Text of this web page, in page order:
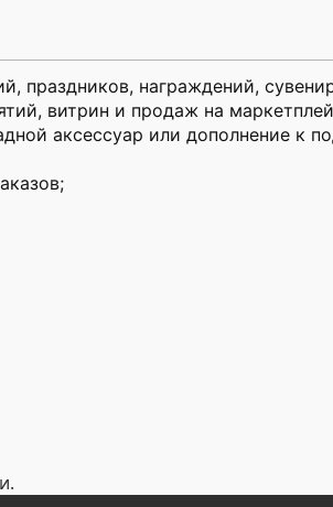
праздников, награждений,
витрин и продаж на
аксессуар или дополнение к